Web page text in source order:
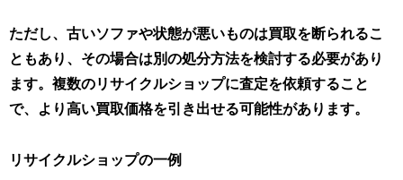
ただし、古いソファや状態が悪いものは買取を断られるこ
ともあり、その場合は別の処分方法を検討する必要があり
ます。複数のリサイクルショップに査定を依頼すること
で、より高い買取価格を引き出せる可能性があります。
リサイクルショップの一例